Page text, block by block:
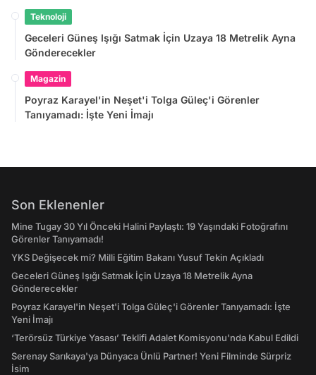
Teknoloji
Geceleri Güneş Işığı Satmak İçin Uzaya 18 Metrelik Ayna
Gönderecekler
Magazin
Poyraz Karayel'in Neşet'i Tolga Güleç'i Görenler
Tanıyamadı: İşte Yeni İmajı
Son Eklenenler
Mine Tugay 30 Yıl Önceki Halini Paylaştı: 19 Yaşındaki Fotoğrafını
Görenler Tanıyamadı!
YKS Değişecek mi? Milli Eğitim Bakanı Yusuf Tekin Açıkladı
Geceleri Güneş Işığı Satmak İçin Uzaya 18 Metrelik Ayna
Gönderecekler
Poyraz Karayel'in Neşet'i Tolga Güleç'i Görenler Tanıyamadı: İşte
Yeni İmajı
‘Terörsüz Türkiye Yasası’ Teklifi Adalet Komisyonu'nda Kabul Edildi
Serenay Sarıkaya'ya Dünyaca Ünlü Partner! Yeni Filminde Sürpriz
İsim